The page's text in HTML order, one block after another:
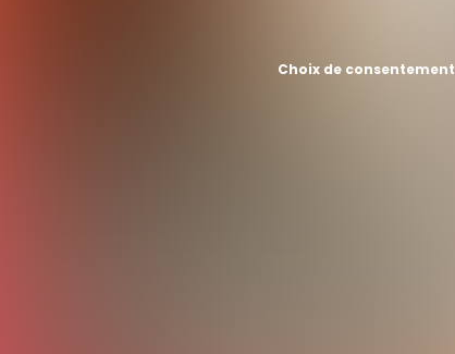
Choix de consentement